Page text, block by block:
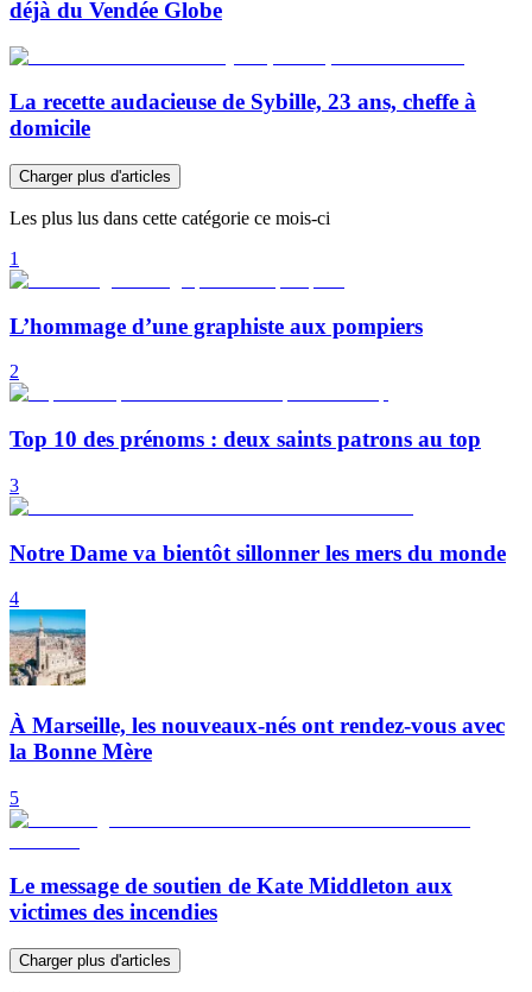
déjà du Vendée Globe
La recette audacieuse de Sybille, 23 ans, cheffe à
domicile
Charger plus d'articles
Les plus lus dans cette catégorie ce mois-ci
1
L’hommage d’une graphiste aux pompiers
2
Top 10 des prénoms : deux saints patrons au top
3
Notre Dame va bientôt sillonner les mers du monde
4
À Marseille, les nouveaux-nés ont rendez-vous avec
la Bonne Mère
5
Le message de soutien de Kate Middleton aux
victimes des incendies
Charger plus d'articles